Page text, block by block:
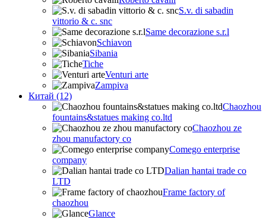
S.v. di sabadin
vittorio & c. snc
Same decorazione s.r.l
Schiavon
Sibania
Tiche
Venturi arte
Zampiva
Китай (12)
Chaozhou
fountains&statues making co.ltd
Chaozhou ze
zhou manufactory co
Comego enterprise
company
Dalian hantai trade co
LTD
Frame factory of
chaozhou
Glance